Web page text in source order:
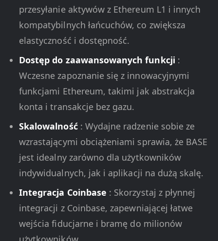
przesyłanie aktywów z Ethereum L1 i innych
kompatybilnych łańcuchów, co zwiększa
elastyczność i dostępność.
Dostęp do zaawansowanych funkcji :
Wczesne zapoznanie się z innowacyjnymi
funkcjami Ethereum, takimi jak abstrakcja
konta i transakcje bez gazu.
Skalowalność : Wydajne radzenie sobie ze
wzrastającymi obciążeniami sprawia, że BASE
jest idealny zarówno dla użytkowników
indywidualnych, jak i aplikacji na dużą skalę.
Integracja Coinbase : Skorzystaj z płynnej
integracji z Coinbase, zapewniającej łatwe
wejścia fiducjarne i bramę do milionów